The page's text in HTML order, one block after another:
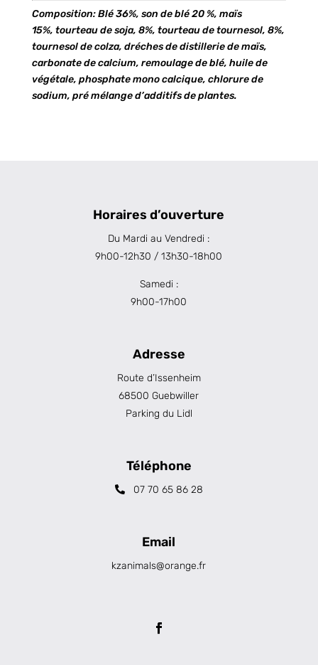
Composition: Blé 36%, son de blé 20 %, maïs
15%, tourteau de soja, 8%, tourteau de tournesol, 8%,
tournesol de colza, dréches de distillerie de maïs,
carbonate de calcium, remoulage de blé, huile de
végétale, phosphate mono calcique, chlorure de
sodium, pré mélange d’additifs de plantes.
Horaires d’ouverture
Du Mardi au Vendredi :
9h00-12h30 / 13h30-18h00
Samedi :
9h00-17h00
Adresse
Route d’Issenheim
68500 Guebwiller
Parking du Lidl
Téléphone
07 70 65 86 28
Email
kzanimals@orange.fr